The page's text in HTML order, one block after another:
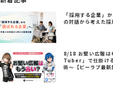
「採用する企業」
の対話から考えた採
8/18 お堅い広報は
Tuber」で仕掛け
術～【ビーラブ最新